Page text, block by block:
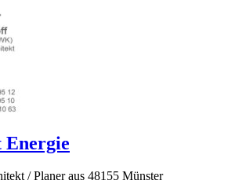
Energie
/ Planer aus 48155 Münster